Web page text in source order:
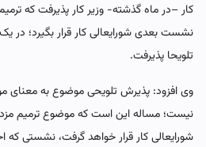
کار –در ماه گذشته- وزیر کار پذیرفت که
نشست بعدی شورایعالی کار قرار بگیرد؛ در
تلویحا پذیرفت.
وی افزود: پذیرش تلویحی موضوع به معنای
نیست؛ مساله این است که موضوع ترمیم
شورایعالی کار قرار خواهد گرفت، نشستی که